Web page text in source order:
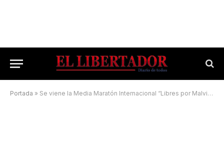
Portada » Se viene la Media Maratón Internacional “Libres por Malvinas”